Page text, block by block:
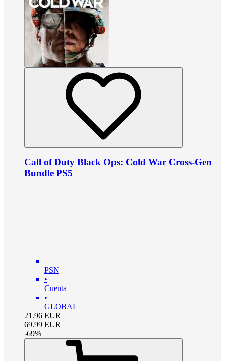
Call of Duty Black Ops: Cold War Cross-Gen
Bundle PS5
PSN
•
Cuenta
•
GLOBAL
21.96 EUR
69.99 EUR
-69%